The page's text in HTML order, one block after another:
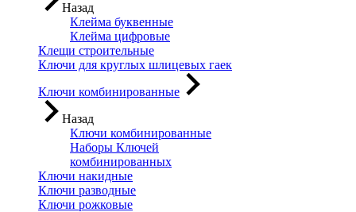
Назад
Клейма буквенные
Клейма цифровые
Клещи строительные
Ключи для круглых шлицевых гаек
Ключи комбинированные
Назад
Ключи комбинированные
Наборы Ключей
комбинированных
Ключи накидные
Ключи разводные
Ключи рожковые